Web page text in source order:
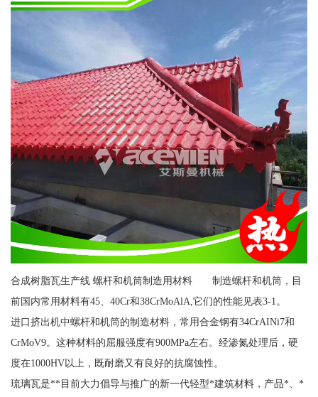
合成树脂瓦生产线 螺杆和机筒制造用材料 制造螺杆和机筒，目
前国内常用材料有45、40Cr和38CrMoAlA,它们的性能见表3-1。
进口挤出机中螺杆和机筒的制造材料，常用合金钢有34CrAINi7和
CrMoV9。这种材料的屈服强度有900MPa左右。经渗氮处理后，硬
度在1000HV以上，既耐磨又有良好的抗腐蚀性。
琉璃瓦是**目前大力倡导与推广的新一代轻型*建筑材料，产品*、*